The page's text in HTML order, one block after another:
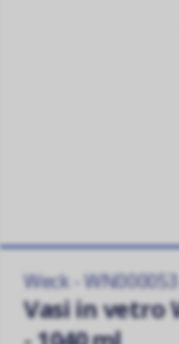
Weck - WN000053
Vasi in vetro